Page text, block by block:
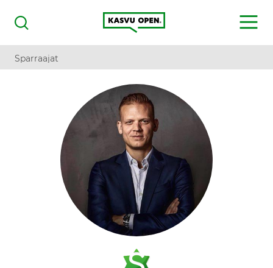
Haku
Kasvu Open
MENU
Sparraajat